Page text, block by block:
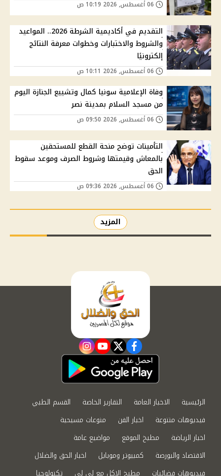
التقديم في أكاديمية الشرطة 2026.. المواعيد
والشروط والاختبارات وخطوات معرفة النتائج
إلكترونيًا
وفاة الإعلامية سونيا كمال وتشييع الجنازة اليوم
من مسجد السلام بمدينة نصر
التأمينات توضح منحة القطع للمستحقين
بالمعاش وقيمتها وشروط الصرف وموعد سقوط
الحق
المزيد
facebook
twitter
youtube
instagram
الرئيسية الاخبار العامة التقارير الخاصة
القسم الطبي
فيديوهات متنوعة
اخبار الفن
منوعات مسيحية
اخبار الرياضة
مطبخ الموقع
مواضيع عامة
الاقتصاد والبورصة
كمبيوتر وموبايل
اخبار الحق والضلال
فيديوهات فضائيات
مطبخ الاكل مع لى لى تكنولوجيا